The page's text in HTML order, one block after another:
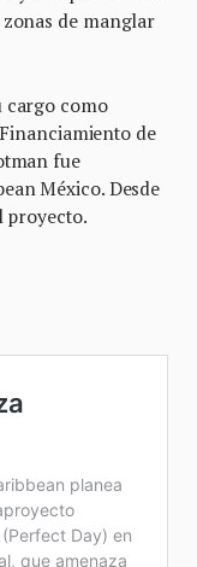
de manglar
cargo como
de
fue
México. Desde
proyecto.